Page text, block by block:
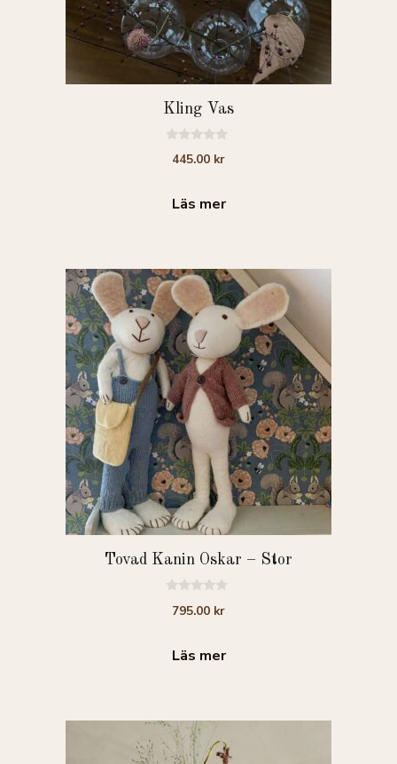
Kling Vas
445.00 kr
Läs mer
Tovad Kanin Oskar – Stor
795.00 kr
Läs mer